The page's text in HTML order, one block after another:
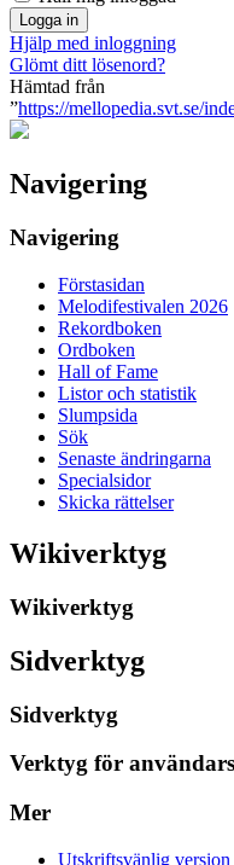
Logga in
Hjälp med inloggning
Glömt ditt lösenord?
Hämtad från
”https://mellopedia.svt.se/
Navigering
Navigering
Förstasidan
Melodifestivalen 2026
Rekordboken
Ordboken
Hall of Fame
Listor och statistik
Slumpsida
Sök
Senaste ändringarna
Specialsidor
Skicka rättelser
Wikiverktyg
Wikiverktyg
Sidverktyg
Sidverktyg
Verktyg för
Mer
Utskriftsvänlig version